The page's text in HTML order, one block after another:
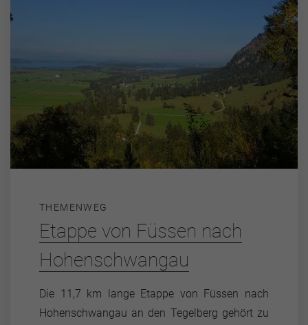
THEMENWEG
Etappe von Füssen nach
Hohenschwangau
Die 11,7 km lange Etappe von Füssen nach
Hohenschwangau an den Tegelberg gehört zu